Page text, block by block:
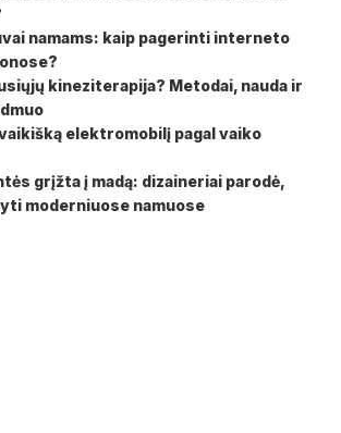
namams: kaip pagerinti interneto
kineziterapija? Metodai, nauda ir
elektromobilį pagal vaiko
grįžta į madą: dizaineriai parodė,
moderniuose namuose